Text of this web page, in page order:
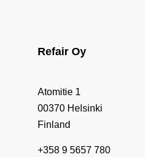
Refair Oy
Atomitie 1
00370 Helsinki
Finland
+358 9 5657 780